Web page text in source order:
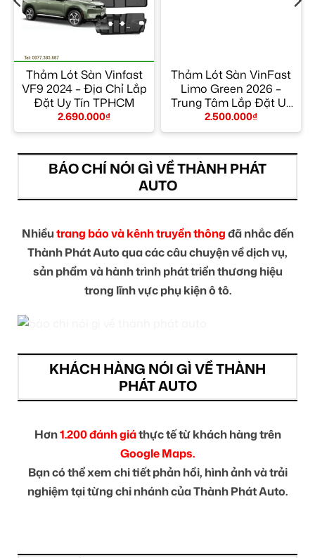
Thảm Lót Sàn Vinfast
VF9 2024 – Địa Chỉ Lắp
Đặt Uy Tín TPHCM
2.690.000₫
Thảm Lót Sàn VinFast
Limo Green 2026 –
Trung Tâm Lắp Đặt Uy
Tín TPHCM
2.500.000₫
BÁO CHÍ NÓI GÌ VỀ THÀNH PHÁT
AUTO
Nhiềutrang báo và kênh truyền thôngđã nhắc đến
Thành Phát Auto qua các câu chuyện về dịch vụ,
sản phẩm và hành trình phát triển thương hiệu
trong lĩnh vực phụ kiện ô tô.
KHÁCH HÀNG NÓI GÌ VỀ THÀNH
PHÁT AUTO
Hơn1.200 đánh giáthực tế từ khách hàng trên
Google Maps.
Bạn có thể xem chi tiết phản hồi, hình ảnh và trải
nghiệm tại từng chi nhánh của Thành Phát Auto.